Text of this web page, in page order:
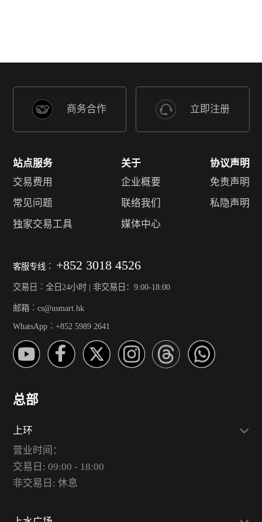
商务合作 立即注册
站点服务
交易费用
常见问题
独家交易工具
关于
企业概要
联络我们
媒体中心
协议声明
免责声明
私隐声明
客服专线︰ +852 3018 4526
交易日︰全日24小时 | 非交易日：9:00-18:00
邮箱︰cs@usmart.hk
WhatsApp︰+852 5989 2641
总部
上环
营业时间：
交易日: 09:00 - 18:00
非交易日: 休息